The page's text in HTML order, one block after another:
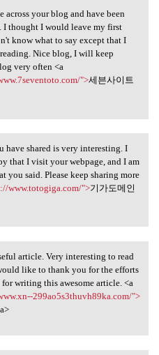
across your
across your blog and have been
I thought I would leave my first
know what to say except that I
Nice blog, I will keep
very often <a
">세븐사이트
have shared
have shared is very interesting. I
that I visit your webpage, and I am
you said. Please keep sharing more
www.totogiga.com/">기가도메인
article.
article. Very interesting to read
like to thank you for the efforts
for writing this awesome article. <a
299ao5s3thuvh89ka.com/">